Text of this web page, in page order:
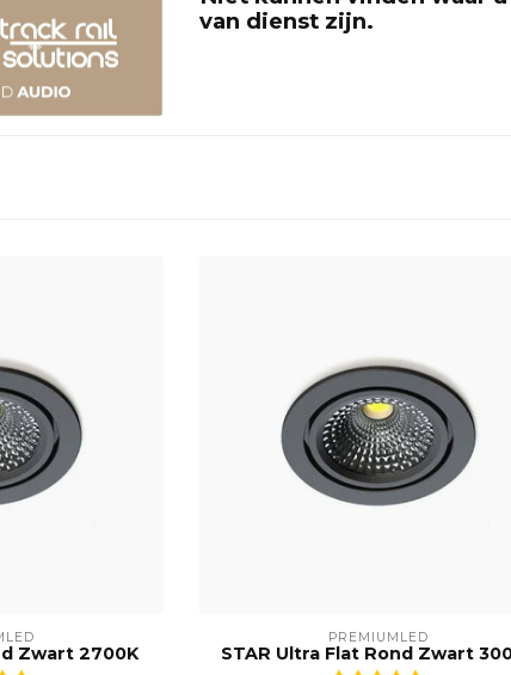
van dienst zijn.
Zwart 2700K
PREMIUMLED
STAR Ultra Flat Rond Zwart